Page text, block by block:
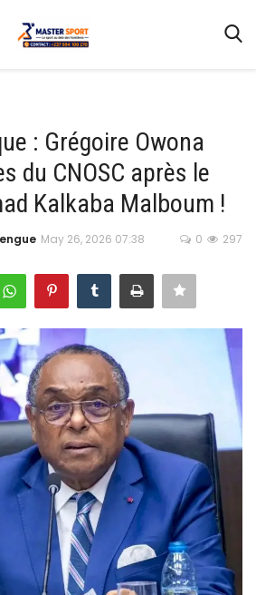
: Grégoire Owona
du CNOSC après le
Kalkaba Malboum !
May 26, 2026 07:38 297
0